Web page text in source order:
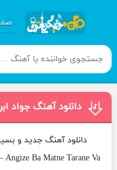
دانلود آهنگ جواد
دانلود آهنگ جدید و
Angize Ba Matne Tarane Va